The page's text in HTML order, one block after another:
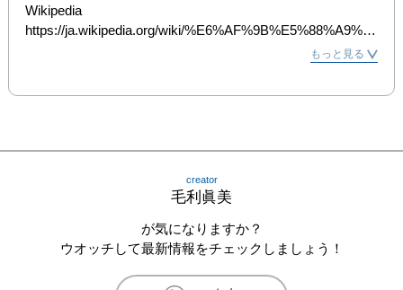
Wikipedia
https://ja.wikipedia.org/wiki/%E6%AF%9B%E5%88%A9%E
もっと見る
creator
毛利眞美
が気になりますか？
ウオッチして最新情報をチェックしましょう！